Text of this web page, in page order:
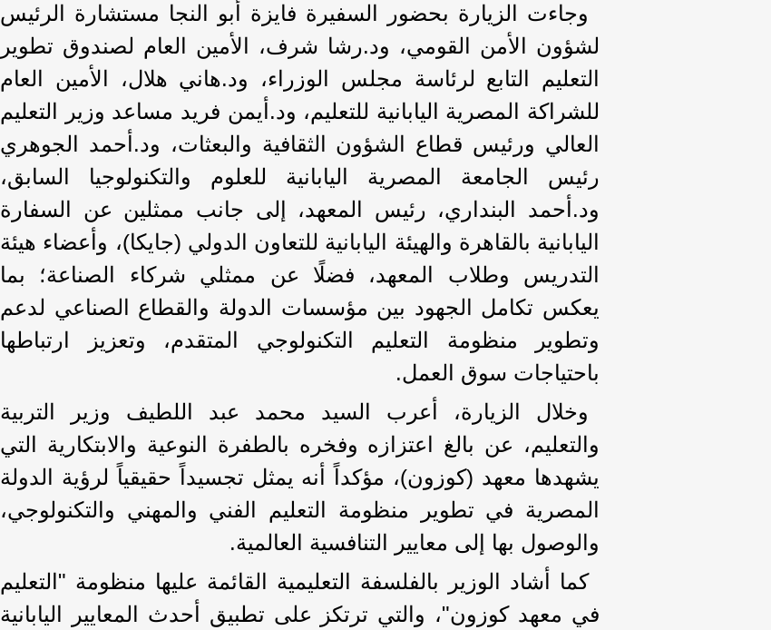
وجاءت الزيارة بحضور السفيرة فايزة أبو النجا مستشارة الرئيس
لشؤون الأمن القومي، ود.رشا شرف، الأمين العام لصندوق تطوير
التعليم التابع لرئاسة مجلس الوزراء، ود.هاني هلال، الأمين العام
للشراكة المصرية اليابانية للتعليم، ود.أيمن فريد مساعد وزير التعليم
العالي ورئيس قطاع الشؤون الثقافية والبعثات، ود.أحمد الجوهري
رئيس الجامعة المصرية اليابانية للعلوم والتكنولوجيا السابق،
ود.أحمد البنداري، رئيس المعهد، إلى جانب ممثلين عن السفارة
اليابانية بالقاهرة والهيئة اليابانية للتعاون الدولي (جايكا)، وأعضاء هيئة
التدريس وطلاب المعهد، فضلًا عن ممثلي شركاء الصناعة؛ بما
يعكس تكامل الجهود بين مؤسسات الدولة والقطاع الصناعي لدعم
وتطوير منظومة التعليم التكنولوجي المتقدم، وتعزيز ارتباطها
باحتياجات سوق العمل.
وخلال الزيارة، أعرب السيد محمد عبد اللطيف وزير التربية
والتعليم، عن بالغ اعتزازه وفخره بالطفرة النوعية والابتكارية التي
يشهدها معهد (كوزون)، مؤكداً أنه يمثل تجسيداً حقيقياً لرؤية الدولة
المصرية في تطوير منظومة التعليم الفني والمهني والتكنولوجي،
والوصول بها إلى معايير التنافسية العالمية.
كما أشاد الوزير بالفلسفة التعليمية القائمة عليها منظومة "التعليم
في معهد كوزون"، والتي ترتكز على تطبيق أحدث المعايير اليابانية